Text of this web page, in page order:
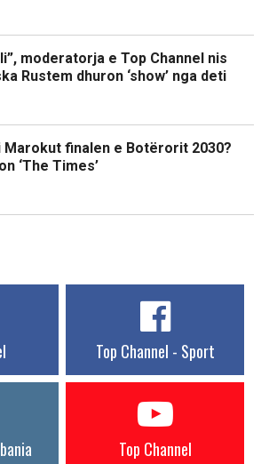
moderatorja e Top Channel nis
Rustem dhuron ‘show’ nga deti
finalen e Botërorit 2030?
‘The Times’
Top Channel - Sport
Top Channel